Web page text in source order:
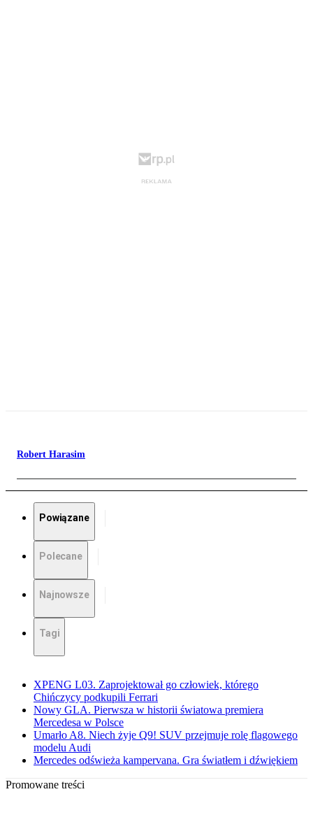
Robert Harasim
Powiązane
Polecane
Najnowsze
Tagi
XPENG L03. Zaprojektował go człowiek, którego
Chińczycy podkupili Ferrari
Nowy GLA. Pierwsza w historii światowa premiera
Mercedesa w Polsce
Umarło A8. Niech żyje Q9! SUV przejmuje rolę flagowego
modelu Audi
Mercedes odświeża kampervana. Gra światłem i dźwiękiem
Promowane treści